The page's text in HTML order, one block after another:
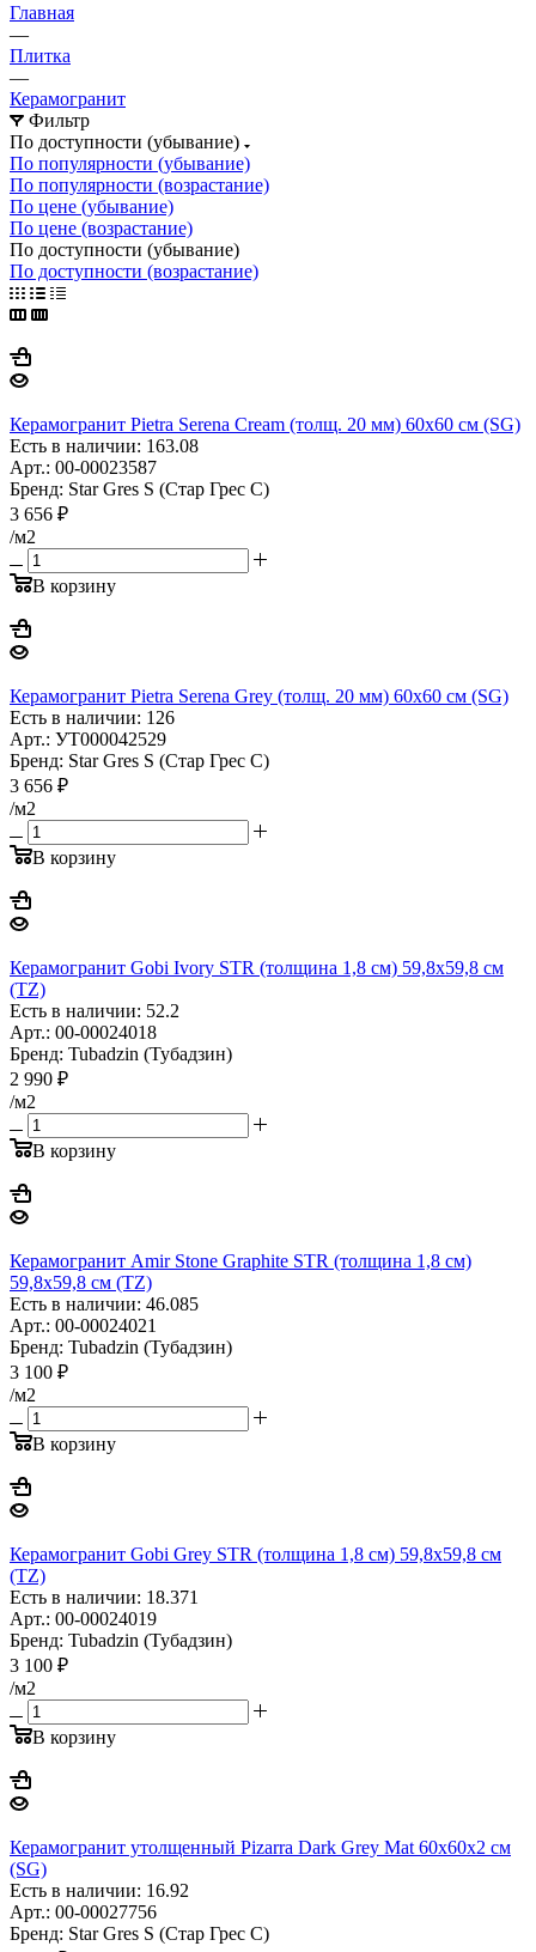
Главная
—
Плитка
—
Керамогранит
Фильтр
По доступности (убывание)
По популярности (убывание)
По популярности (возрастание)
По цене (убывание)
По цене (возрастание)
По доступности (убывание)
По доступности (возрастание)
Керамогранит Pietra Serena Cream (толщ. 20 мм) 60x60 см (SG)
Есть в наличии: 163.08
Арт.: 00-00023587
Бренд: Star Gres S (Стар Грес С)
3 656 ₽
/м2
В корзину
Керамогранит Pietra Serena Grey (толщ. 20 мм) 60x60 см (SG)
Есть в наличии: 126
Арт.: УТ000042529
Бренд: Star Gres S (Стар Грес С)
3 656 ₽
/м2
В корзину
Керамогранит Gobi Ivory STR (толщина 1,8 см) 59,8x59,8 см
(TZ)
Есть в наличии: 52.2
Арт.: 00-00024018
Бренд: Tubadzin (Тубадзин)
2 990 ₽
/м2
В корзину
Керамогранит Amir Stone Graphite STR (толщина 1,8 см)
59,8x59,8 см (TZ)
Есть в наличии: 46.085
Арт.: 00-00024021
Бренд: Tubadzin (Тубадзин)
3 100 ₽
/м2
В корзину
Керамогранит Gobi Grey STR (толщина 1,8 см) 59,8x59,8 см
(TZ)
Есть в наличии: 18.371
Арт.: 00-00024019
Бренд: Tubadzin (Тубадзин)
3 100 ₽
/м2
В корзину
Керамогранит утолщенный Pizarra Dark Grey Mat 60x60х2 см
(SG)
Есть в наличии: 16.92
Арт.: 00-00027756
Бренд: Star Gres S (Стар Грес С)